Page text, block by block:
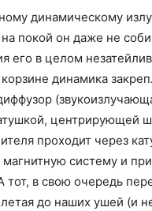
динамическому
покой он даже не
его в целом
динамика
центрирующей
проходит через
магнитную систему и
тот, в свою очередь
до наших ушей (и